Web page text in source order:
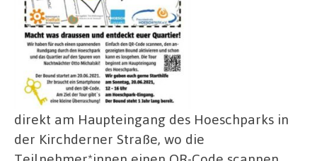
direkt am Haupteingang des Hoeschparks in
der Kirchderner Straße, wo die